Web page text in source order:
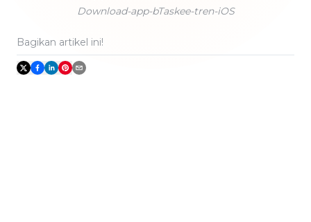
Download-app-bTaskee-tren-iOS
Bagikan artikel ini!